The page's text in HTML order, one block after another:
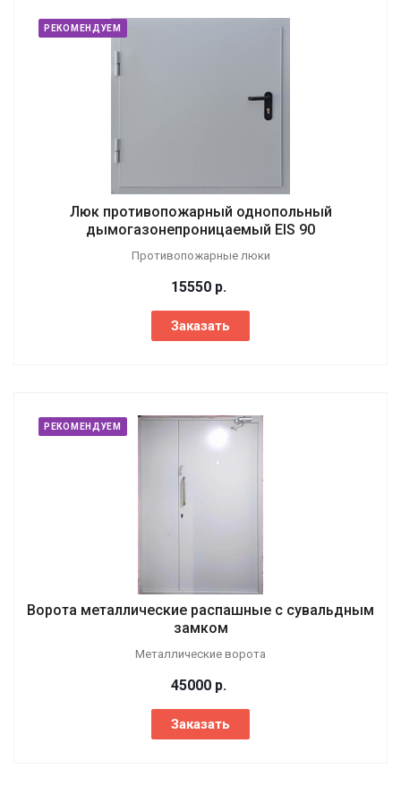
РЕКОМЕНДУЕМ
Люк противопожарный однопольный
дымогазонепроницаемый EIS 90
Противопожарные люки
15550 р.
Заказать
РЕКОМЕНДУЕМ
Ворота металлические распашные с сувальдным
замком
Металлические ворота
45000 р.
Заказать